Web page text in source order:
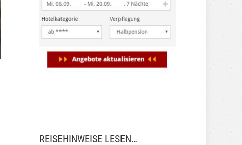
REISEHINWEISE LESEN…